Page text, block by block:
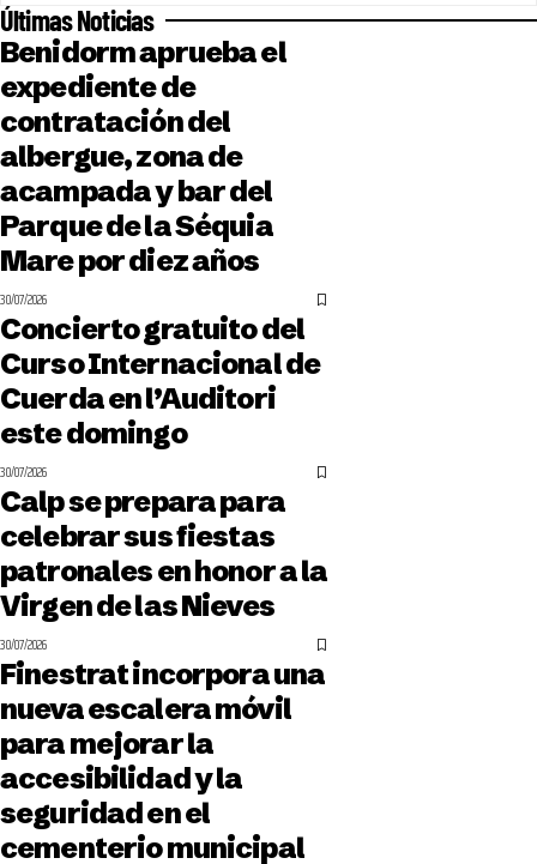
Últimas Noticias
Benidorm aprueba el
expediente de
contratación del
albergue, zona de
acampada y bar del
Parque de la Séquia
Mare por diez años
30/07/2026
Concierto gratuito del
Curso Internacional de
Cuerda en l’Auditori
este domingo
30/07/2026
Calp se prepara para
celebrar sus fiestas
patronales en honor a la
Virgen de las Nieves
30/07/2026
Finestrat incorpora una
nueva escalera móvil
para mejorar la
accesibilidad y la
seguridad en el
cementerio municipal